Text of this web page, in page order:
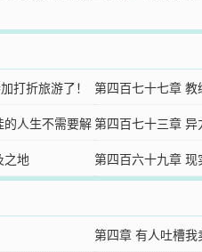
打折旅游了！
第四百七十七章 教
人生不需要解第四百七十三章
之地 第四百六十九章 现
第四章 有人吐槽我